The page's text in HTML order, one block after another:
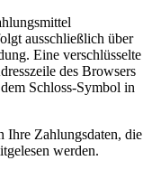
ausschließlich über
Eine verschlüsselte
des Browsers
Schloss-Symbol in
Ihre Zahlungsdaten, die
werden.